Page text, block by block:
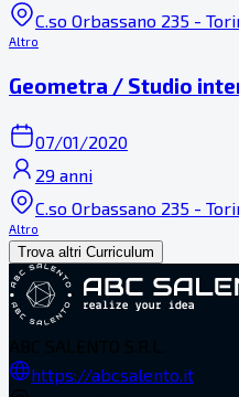
C.so Orbassano 235 -
Altro
Geometra / Studio
07/01/2020
29 anni
C.so Orbassano 235 -
Altro
Trova altri Curriculum
https://abcsalento.it